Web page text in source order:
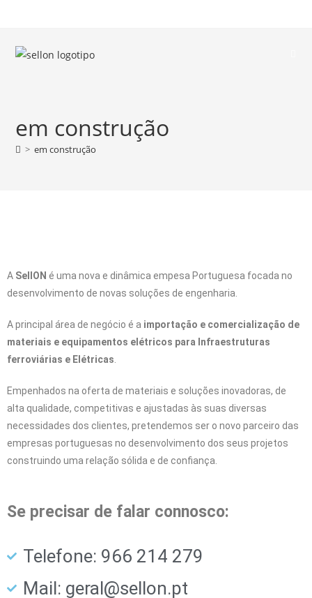
em construção
> em construção
A SellON é uma nova e dinâmica empesa Portuguesa focada no
desenvolvimento de novas soluções de engenharia.
A principal área de negócio é a importação e comercialização de
materiais e equipamentos elétricos para Infraestruturas
ferroviárias e Elétricas
Empenhados na oferta de materiais e soluções inovadoras, de
alta qualidade, competitivas e ajustadas às suas diversas
necessidades dos clientes, pretendemos ser o novo parceiro das
empresas portuguesas no desenvolvimento dos seus projetos
construindo uma relação sólida e de confiança.
Se precisar de falar connosco:
Telefone: 966 214 279
Mail: geral@sellon.pt